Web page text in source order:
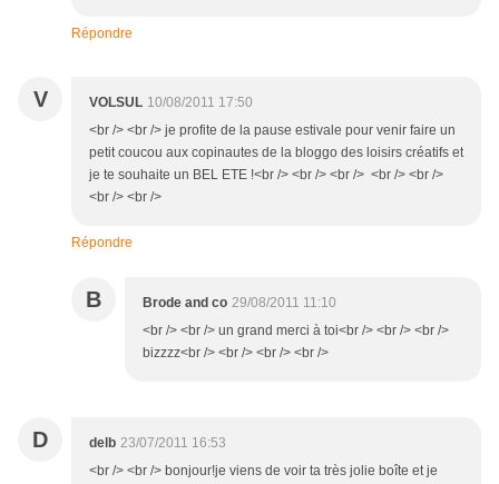
Répondre
V VOLSUL 10/08/2011 17:50
<br /> <br /> je profite de la pause estivale pour venir faire un
petit coucou aux copinautes de la bloggo des loisirs créatifs et
je te souhaite un BEL ETE !<br /> <br /> <br /> <br /> <br />
<br /> <br />
Répondre
B Brode and co 29/08/2011 11:10
<br /> <br /> un grand merci à toi<br /> <br /> <br />
bizzzz<br /> <br /> <br /> <br />
D delb 23/07/2011 16:53
<br /> <br /> bonjour!je viens de voir ta très jolie boîte et je